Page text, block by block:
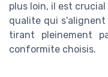
plus loin, il est
qualite qui
tirant pleinement
conformite choisis.